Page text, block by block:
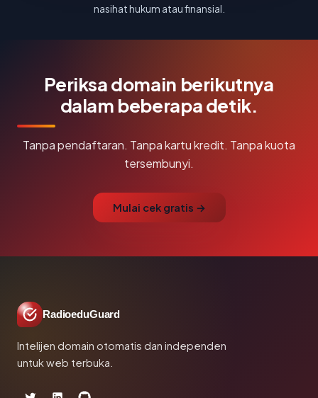
nasihat hukum atau finansial.
Periksa domain berikutnya
dalam beberapa detik.
Tanpa pendaftaran. Tanpa kartu kredit. Tanpa kuota
tersembunyi.
Mulai cek gratis →
RadioeduGuard
Intelijen domain otomatis dan independen
untuk web terbuka.